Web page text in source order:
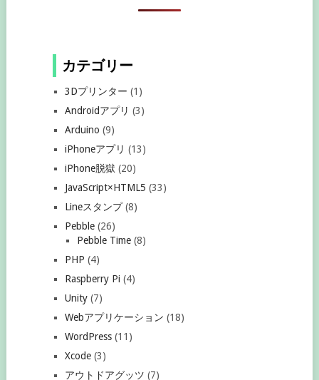
カテゴリー
3Dプリンター (1)
Androidアプリ (3)
Arduino (9)
iPhoneアプリ (13)
iPhone脱獄 (20)
JavaScript×HTML5 (33)
Lineスタンプ(8)
Pebble(26)
Pebble Time(8)
PHP (4)
Raspberry Pi (4)
Unity(7)
Webアプリケーション (18)
WordPress(11)
Xcode(3)
アウトドアグッツ (7)